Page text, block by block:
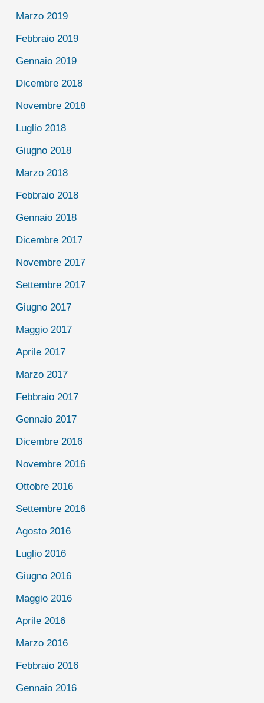
Marzo 2019
Febbraio 2019
Gennaio 2019
Dicembre 2018
Novembre 2018
Luglio 2018
Giugno 2018
Marzo 2018
Febbraio 2018
Gennaio 2018
Dicembre 2017
Novembre 2017
Settembre 2017
Giugno 2017
Maggio 2017
Aprile 2017
Marzo 2017
Febbraio 2017
Gennaio 2017
Dicembre 2016
Novembre 2016
Ottobre 2016
Settembre 2016
Agosto 2016
Luglio 2016
Giugno 2016
Maggio 2016
Aprile 2016
Marzo 2016
Febbraio 2016
Gennaio 2016